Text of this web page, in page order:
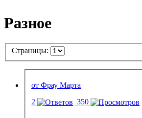
Разное
Страницы:
от Фрау Марта
2
350